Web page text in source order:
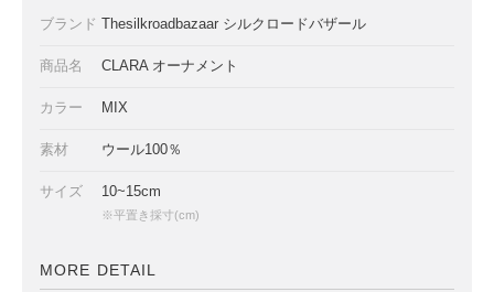
ブランド Thesilkroadbazaar シルクロードバザール
商品名 CLARA オーナメント
カラー MIX
素材 ウール100％
サイズ 10~15cm
※平置き採寸(cm)
MORE DETAIL